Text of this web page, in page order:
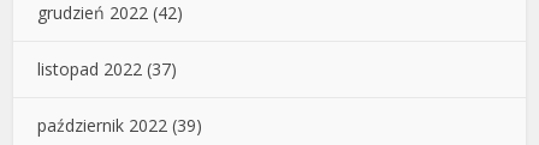
grudzień 2022 (42)
listopad 2022 (37)
październik 2022 (39)